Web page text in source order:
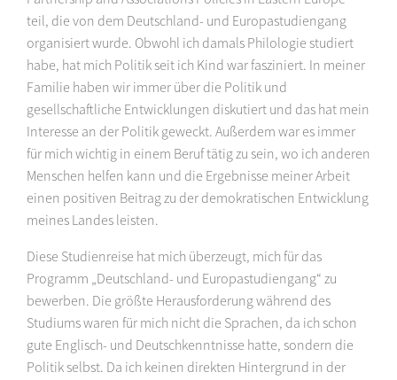
teil, die von dem Deutschland- und Europastudiengang
organisiert wurde. Obwohl ich damals Philologie studiert
habe, hat mich Politik seit ich Kind war fasziniert. In meiner
Familie haben wir immer über die Politik und
gesellschaftliche Entwicklungen diskutiert und das hat mein
Interesse an der Politik geweckt. Außerdem war es immer
für mich wichtig in einem Beruf tätig zu sein, wo ich anderen
Menschen helfen kann und die Ergebnisse meiner Arbeit
einen positiven Beitrag zu der demokratischen Entwicklung
meines Landes leisten.
Diese Studienreise hat mich überzeugt, mich für das
Programm „Deutschland- und Europastudiengang“ zu
bewerben. Die größte Herausforderung während des
Studiums waren für mich nicht die Sprachen, da ich schon
gute Englisch- und Deutschkenntnisse hatte, sondern die
Politik selbst. Da ich keinen direkten Hintergrund in der